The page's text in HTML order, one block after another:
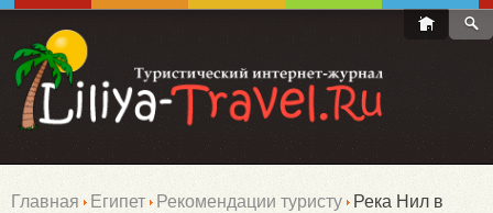
Главная Египет Рекомендации туристу
Река Нил в